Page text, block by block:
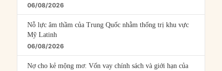
06/08/2026
Nỗ lực âm thầm của Trung Quốc nhằm thống trị khu vực
Mỹ Latinh
06/08/2026
Nợ cho kẻ mộng mơ: Vốn vay chính sách và giới hạn của